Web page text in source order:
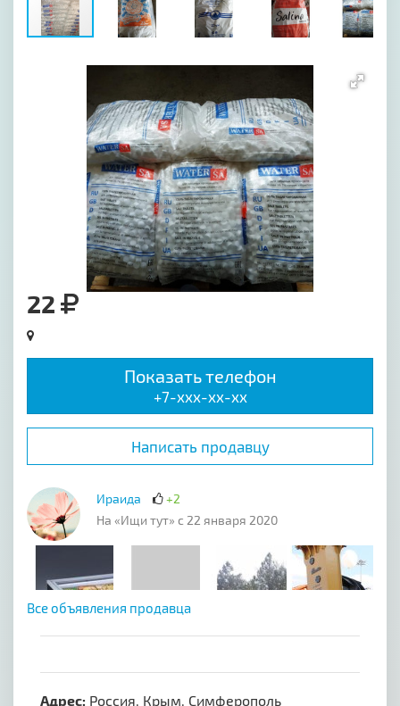
22
Показать телефон
+7-xxx-xx-xx
Написать продавцу
Ираида
+2
На «Ищи тут» с 22 января 2020
Все объявления продавца
Адрес: Россия, Крым, Симферополь